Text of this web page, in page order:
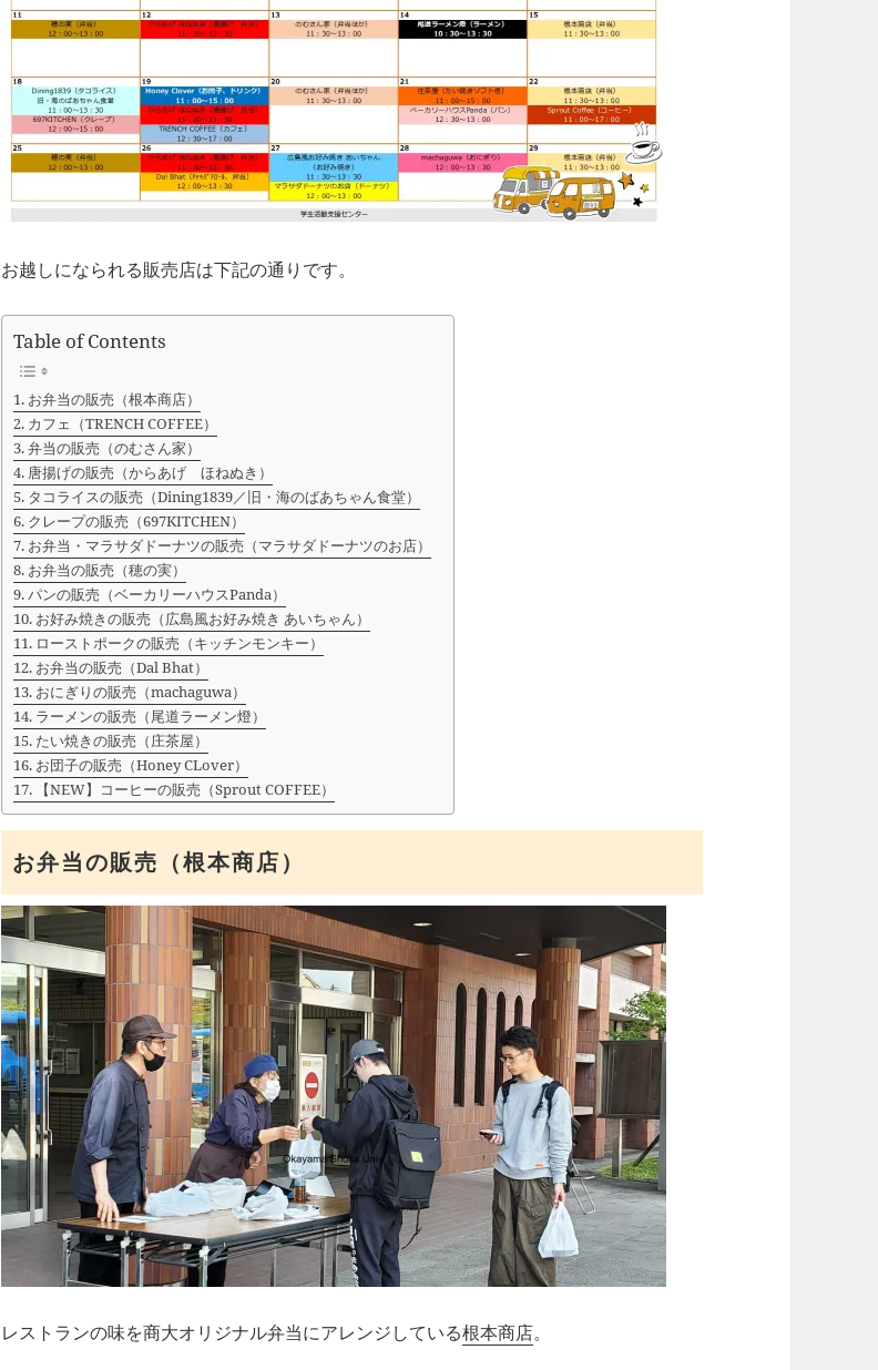
お越しになられる販売店は下記の通りです。
Table of Contents
お弁当の販売（根本商店）
カフェ（TRENCH COFFEE）
弁当の販売（のむさん家）
唐揚げの販売（からあげ ほねぬき）
タコライスの販売（Dining1839／旧・海のばあちゃん食堂）
クレープの販売（697KITCHEN）
お弁当・マラサダドーナツの販売（マラサダドーナツのお店）
お弁当の販売（穂の実）
パンの販売（ベーカリーハウスPanda）
お好み焼きの販売（広島風お好み焼き あいちゃん）
ローストポークの販売（キッチンモンキー）
お弁当の販売（Dal Bhat）
おにぎりの販売（machaguwa）
ラーメンの販売（尾道ラーメン燈）
たい焼きの販売（庄茶屋）
お団子の販売（Honey CLover）
【NEW】コーヒーの販売（Sprout COFFEE）
お弁当の販売（根本商店）
レストランの味を商大オリジナル弁当にアレンジしている根本商店。